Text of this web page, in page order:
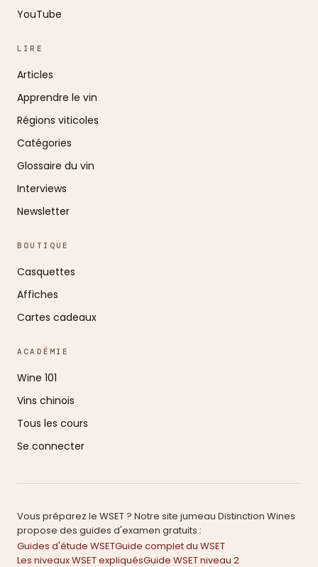
YouTube
LIRE
Articles
Apprendre le vin
Régions viticoles
Catégories
Glossaire du vin
Interviews
Newsletter
BOUTIQUE
Casquettes
Affiches
Cartes cadeaux
ACADÉMIE
Wine 101
Vins chinois
Tous les cours
Se connecter
Vous préparez le WSET ? Notre site jumeau Distinction Wines
propose des guides d'examen gratuits :
Guides d'étude WSETGuide complet du WSET
Les niveaux WSET expliquésGuide WSET niveau 2